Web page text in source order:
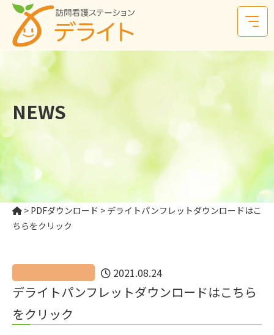
NEWS
> PDFダウンロード > デライトパンフレットダウンロードはこ
ちらをクリック
2021.08.24
デライトパンフレットダウンロードはこちら
をクリック